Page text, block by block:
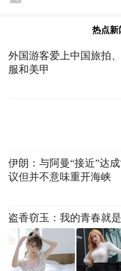
热点新
外国游客爱上中国旅拍
服和美甲
伊朗：与阿曼“接近”达
议但并不意味重开海峡
盗香窃玉：我的青春就